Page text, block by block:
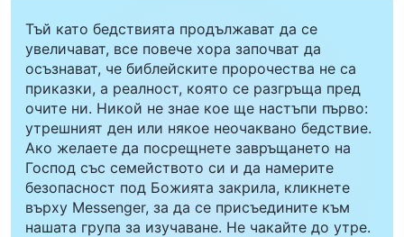
Тъй като бедствията продължават да се
увеличават, все повече хора започват да
осъзнават, че библейските пророчества не са
приказки, а реалност, която се разгръща пред
очите ни. Никой не знае кое ще настъпи първо:
утрешният ден или някое неочаквано бедствие.
Ако желаете да посрещнете завръщането на
Господ със семейството си и да намерите
безопасност под Божията закрила, кликнете
върху Messenger, за да се присъедините към
нашата група за изучаване. Не чакайте до утре.